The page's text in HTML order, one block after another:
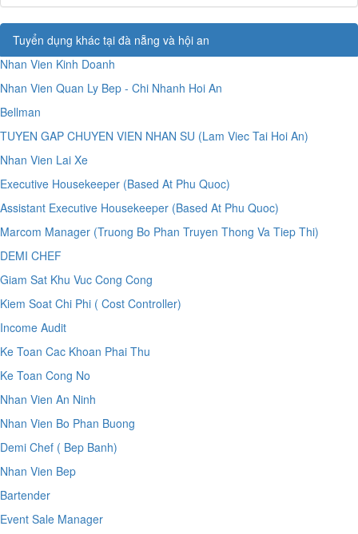
Tuyển dụng khác tại đà nẵng và hội an
Nhan Vien Kinh Doanh
Nhan Vien Quan Ly Bep - Chi Nhanh Hoi An
Bellman
TUYEN GAP CHUYEN VIEN NHAN SU (Lam Viec Tai Hoi An)
Nhan Vien Lai Xe
Executive Housekeeper (Based At Phu Quoc)
Assistant Executive Housekeeper (Based At Phu Quoc)
Marcom Manager (Truong Bo Phan Truyen Thong Va Tiep Thi)
DEMI CHEF
Giam Sat Khu Vuc Cong Cong
Kiem Soat Chi Phi ( Cost Controller)
Income Audit
Ke Toan Cac Khoan Phai Thu
Ke Toan Cong No
Nhan Vien An Ninh
Nhan Vien Bo Phan Buong
Demi Chef ( Bep Banh)
Nhan Vien Bep
Bartender
Event Sale Manager